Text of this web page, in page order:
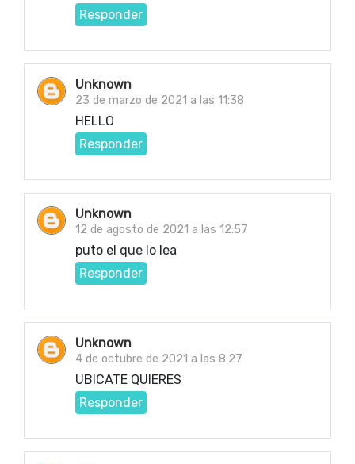
Responder
Unknown
23 de marzo de 2021 a las 11:38
HELLO
Responder
Unknown
12 de agosto de 2021 a las 12:57
puto el que lo lea
Responder
Unknown
4 de octubre de 2021 a las 8:27
UBICATE QUIERES
Responder